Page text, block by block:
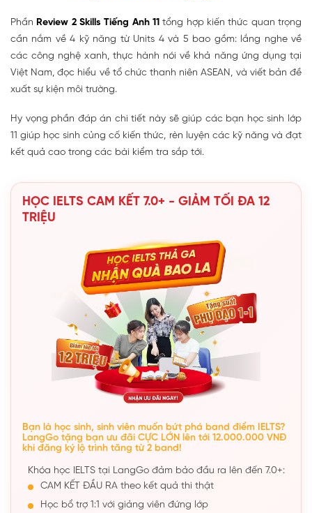
Phần Review 2 Skills Tiếng Anh 11 tổng hợp kiến thức quan trọng
cần nắm về 4 kỹ năng từ Units 4 và 5 bao gồm: lắng nghe về
các công nghệ xanh, thực hành nói về khả năng ứng dụng tại
Việt Nam, đọc hiểu về tổ chức thanh niên ASEAN, và viết bản đề
xuất sự kiện môi trường.
Hy vọng phần đáp án chi tiết này sẽ giúp các bạn học sinh lớp
11 giúp học sinh củng cố kiến thức, rèn luyện các kỹ năng và đạt
kết quả cao trong các bài kiểm tra sắp tới.
HỌC IELTS CAM KẾT 7.0+ - GIẢM TỐI ĐA 12
TRIỆU
Bạn là học sinh, sinh viên muốn bứt phá band điểm IELTS?
LangGo tặng bạn ưu đãi CỰC LỚN lên tới 12.000.000 VNĐ
khi đăng ký lộ trình tăng từ 2 band!
Khóa học IELTS tại LangGo đảm bảo đầu ra lên đến 7.0+:
CAM KẾT ĐẦU RA theo kết quả thi thật
Học bổ trợ 1:1 với giảng viên đứng lớp